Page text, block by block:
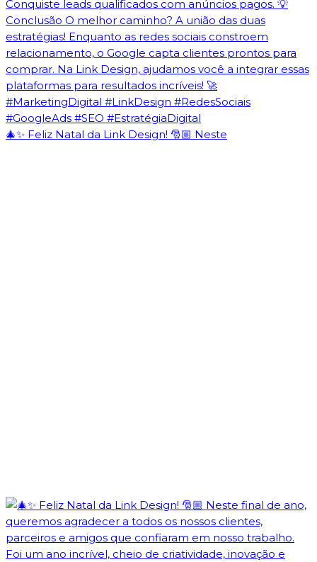
🎄✨ Feliz Natal da Link Design! 🎅🏼 Neste